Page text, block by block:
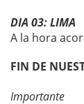
DIA 03: LIMA
A la hora
FIN DE
Importante